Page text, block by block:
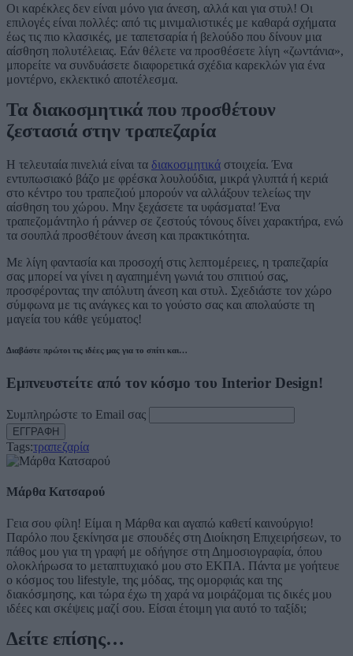
Οι καρέκλες δεν είναι μόνο για άνεση, αλλά και για στυλ! Οι
επιλογές είναι πολλές: από τις μινιμαλιστικές με καθαρά σχήματα
έως τις πιο κλασικές, με ταπετσαρία ή βελούδο που δίνουν μια
αίσθηση πολυτέλειας. Εάν θέλετε να προσθέσετε λίγη «ζωντάνια»,
μπορείτε να συνδυάσετε διαφορετικά σχέδια καρεκλών για ένα
μοντέρνο, εκλεκτικό αποτέλεσμα.
Τα διακοσμητικά που προσθέτουν
ζεστασιά στην τραπεζαρία
Η τελευταία πινελιά είναι τα διακοσμητικά στοιχεία. Ένα
εντυπωσιακό βάζο με φρέσκα λουλούδια, μικρά γλυπτά ή κεριά
στο κέντρο του τραπεζιού μπορούν να αλλάξουν τελείως την
αίσθηση του χώρου. Μην ξεχάσετε τα υφάσματα! Ένα
τραπεζομάντηλο ή ράννερ σε ζεστούς τόνους δίνει χαρακτήρα, ενώ
τα σουπλά προσθέτουν άνεση και πρακτικότητα.
Με λίγη φαντασία και προσοχή στις λεπτομέρειες, η τραπεζαρία
σας μπορεί να γίνει η αγαπημένη γωνιά του σπιτιού σας,
προσφέροντας την απόλυτη άνεση και στυλ. Σχεδιάστε τον χώρο
σύμφωνα με τις ανάγκες και το γούστο σας και απολαύστε τη
μαγεία του κάθε γεύματος!
Διαβάστε πρώτοι τις ιδέες μας για το σπίτι και…
Εμπνευστείτε από τον κόσμο του Interior Design!
Συμπληρώστε το Email σας
Tags:τραπεζαρία
Μάρθα Κατσαρού
Γεια σου φίλη! Είμαι η Μάρθα και αγαπώ καθετί καινούργιο!
Παρόλο που ξεκίνησα με σπουδές στη Διοίκηση Επιχειρήσεων, το
πάθος μου για τη γραφή με οδήγησε στη Δημοσιογραφία, όπου
ολοκλήρωσα το μεταπτυχιακό μου στο ΕΚΠΑ. Πάντα με γοήτευε
ο κόσμος του lifestyle, της μόδας, της ομορφιάς και της
διακόσμησης, και τώρα έχω τη χαρά να μοιράζομαι τις δικές μου
ιδέες και σκέψεις μαζί σου. Είσαι έτοιμη για αυτό το ταξίδι;
Δείτε επίσης…